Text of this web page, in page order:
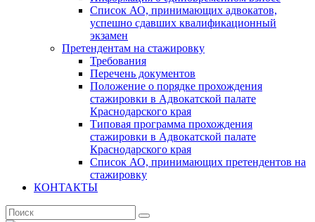
Список АО, принимающих адвокатов,
успешно сдавших квалификационный
экзамен
Претендентам на стажировку
Требования
Перечень документов
Положение о порядке прохождения
стажировки в Адвокатской палате
Краснодарского края
Типовая программа прохождения
стажировки в Адвокатской палате
Краснодарского края
Список АО, принимающих претендентов на
стажировку
КОНТАКТЫ